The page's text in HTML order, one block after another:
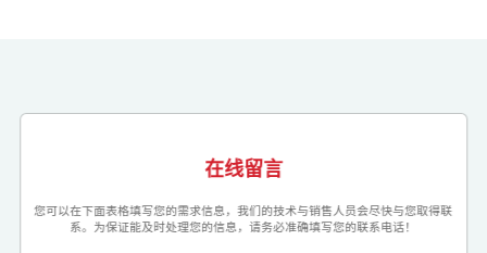
在线留言
您可以在下面表格填写您的需求信息，我们的技术与销售人员会尽快与您取得联
系。为保证能及时处理您的信息，请务必准确填写您的联系电话！